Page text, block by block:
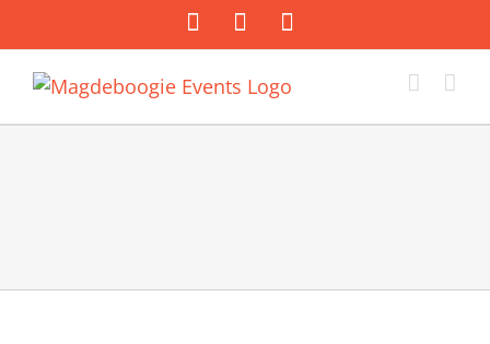
Inhalt
springen
FacebookInstagram
Mail